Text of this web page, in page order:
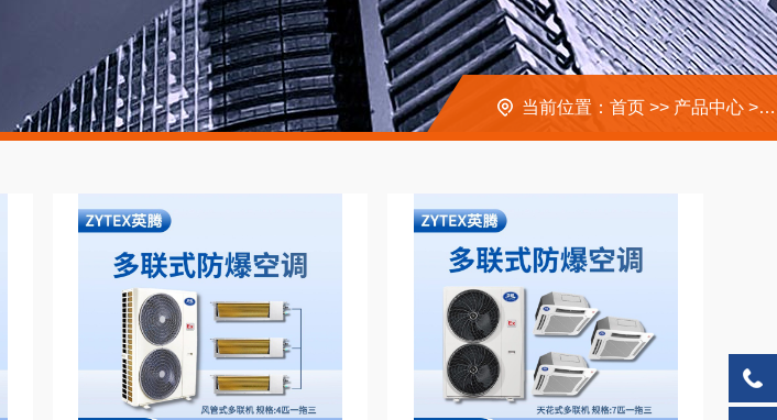
当前位置：首页 >> 产品中心 >>